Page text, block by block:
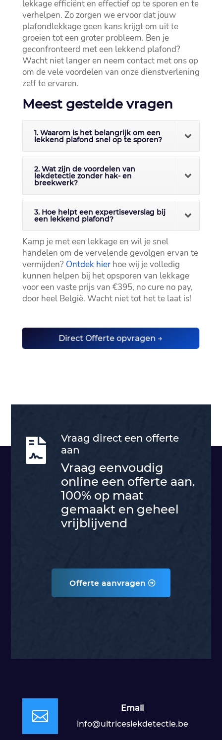
lekkage efficiënt en effectief op te sporen en te
verhelpen.​ Zo zorgen we ervoor dat jouw
plafondlekkage geen kans krijgt om uit te
groeien tot een groter probleem.​ Ben je
geconfronteerd met een lekkend plafond?
Wacht niet langer en neem contact met ons op
om de vele voordelen van onze dienstverlening
zelf te ervaren.​
Meest gestelde vragen
1. Waarom is het belangrijk om een
lekkend plafond snel op te sporen?
2. Wat zijn de voordelen van
lekdetectie zonder hak- en
breekwerk?
3. Hoe helpt een expertiseverslag bij
een lekkend plafond?
Kamp je met een lekkage en wil je snel
handelen om de vervelende gevolgen ervan te
vermijden? Ontdek hierhoe wij je volledig
kunnen helpen bij het opsporen van lekkage
voor een vaste prijs van €395, no cure no pay,
door heel België.​ Wacht niet tot het te laat is!
Direct Offerte opvragen →

Vraag direct een offerte
aan
Vraag eenvoudig
online een offerte aan.
100% op maat
gemaakt en geheel
vrijblijvend
Offerte aanvragen

Email
info@ultriceslekdetectie.be